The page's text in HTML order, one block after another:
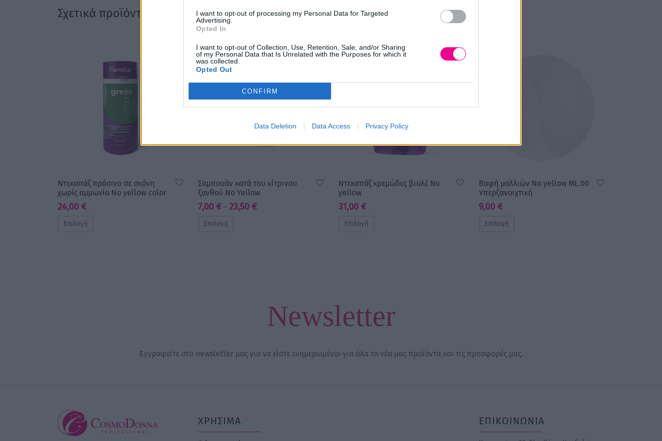
I want to opt-out of processing my Personal Data for Targeted
Advertising.
Opted In
I want to opt-out of Collection, Use, Retention, Sale, and/or Sharing
of my Personal Data that Is Unrelated with the Purposes for which it
was collected.
Opted Out
CONFIRM
Data Deletion Data Access Privacy Policy
Σχετικά προϊόντα
Ντεκαπάζ πράσινο σε σκόνη
χωρίς αμμωνία No yellow color
24,00 €
Επιλογή
Σαμπουάν κατά του κίτρινου
ξανθού No Yellow
7,00 € – 23,50 €Price
Επιλογή
Ντεκαπάζ κρεμώδες βιολέ No
yellow
31,00 €
Επιλογή
Βαφή μαλλιών No yellow ML.00
Υπερξανοιχτική
9,00 €
Επιλογή
Newsletter
Εγγραφείτε στο newsletter μας για να είστε ενημερωμένοι για όλα τα νέα μας προϊόντα και τις προσφορές μας.
ΧΡΗΣΙΜΑ ΕΠΙΚΟΙΝΩΝΙΑ